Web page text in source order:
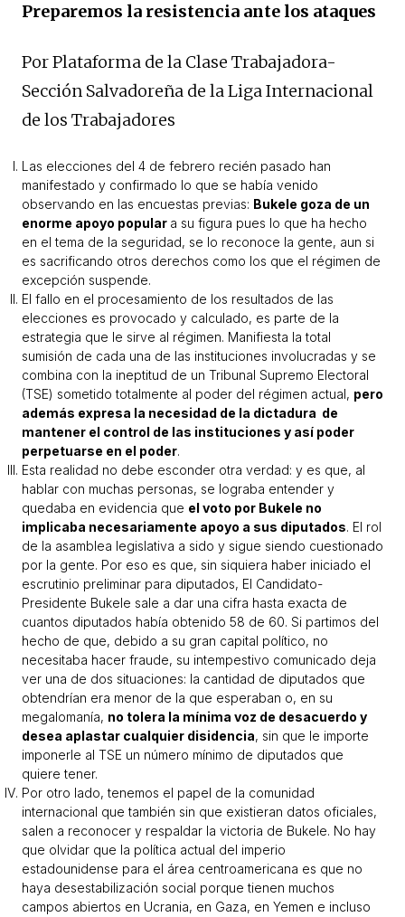
Preparemos la resistencia ante los ataques
Por Plataforma de la Clase Trabajadora-
Sección Salvadoreña de la Liga Internacional
de los Trabajadores
Las elecciones del 4 de febrero recién pasado han
manifestado y confirmado lo que se había venido
observando en las encuestas previas: Bukele goza de un
enorme apoyo popular a su figura pues lo que ha hecho
en el tema de la seguridad, se lo reconoce la gente, aun si
es sacrificando otros derechos como los que el régimen de
excepción suspende.
El fallo en el procesamiento de los resultados de las
elecciones es provocado y calculado, es parte de la
estrategia que le sirve al régimen. Manifiesta la total
sumisión de cada una de las instituciones involucradas y se
combina con la ineptitud de un Tribunal Supremo Electoral
(TSE) sometido totalmente al poder del régimen actual, pero
además expresa la necesidad de la dictadura de
mantener el control de las instituciones y así poder
perpetuarse en el poder.
Esta realidad no debe esconder otra verdad: y es que, al
hablar con muchas personas, se lograba entender y
quedaba en evidencia que el voto por Bukele no
implicaba necesariamente apoyo a sus diputados. El rol
de la asamblea legislativa a sido y sigue siendo cuestionado
por la gente. Por eso es que, sin siquiera haber iniciado el
escrutinio preliminar para diputados, El Candidato-
Presidente Bukele sale a dar una cifra hasta exacta de
cuantos diputados había obtenido 58 de 60. Si partimos del
hecho de que, debido a su gran capital político, no
necesitaba hacer fraude, su intempestivo comunicado deja
ver una de dos situaciones: la cantidad de diputados que
obtendrían era menor de la que esperaban o, en su
megalomanía, no tolera la mínima voz de desacuerdo y
desea aplastar cualquier disidencia, sin que le importe
imponerle al TSE un número mínimo de diputados que
quiere tener.
Por otro lado, tenemos el papel de la comunidad
internacional que también sin que existieran datos oficiales,
salen a reconocer y respaldar la victoria de Bukele. No hay
que olvidar que la política actual del imperio
estadounidense para el área centroamericana es que no
haya desestabilización social porque tienen muchos
campos abiertos en Ucrania, en Gaza, en Yemen e incluso